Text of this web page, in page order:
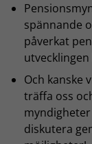
spännande
påverkat
Och kanske
träffa oss
diskutera